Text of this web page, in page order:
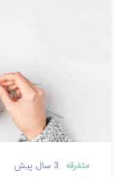
متفرقه 3 سال پیش